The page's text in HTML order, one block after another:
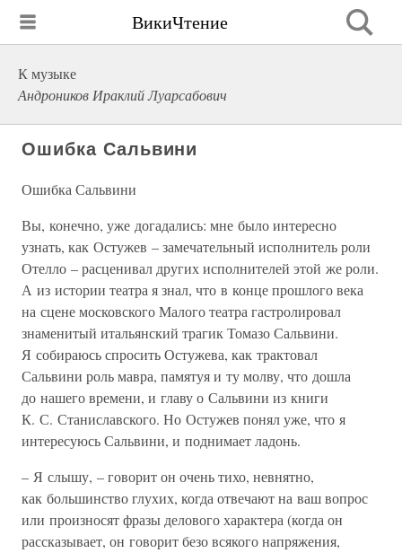
ВикиЧтение
К музыке
Андроников Ираклий Луарсабович
Ошибка Сальвини
Ошибка Сальвини
Вы, конечно, уже догадались: мне было интересно
узнать, как Остужев – замечательный исполнитель роли
Отелло – расценивал других исполнителей этой же роли.
А из истории театра я знал, что в конце прошлого века
на сцене московского Малого театра гастролировал
знаменитый итальянский трагик Томазо Сальвини.
Я собираюсь спросить Остужева, как трактовал
Сальвини роль мавра, памятуя и ту молву, что дошла
до нашего времени, и главу о Сальвини из книги
К. С. Станиславского. Но Остужев понял уже, что я
интересуюсь Сальвини, и поднимает ладонь.
– Я слышу, – говорит он очень тихо, невнятно,
как большинство глухих, когда отвечают на ваш вопрос
или произносят фразы делового характера (когда он
рассказывает, он говорит безо всякого напряжения,